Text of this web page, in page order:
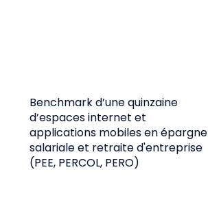
Benchmark d’une quinzaine
d’espaces internet et
applications mobiles en épargne
salariale et retraite d'entreprise
(PEE, PERCOL, PERO)